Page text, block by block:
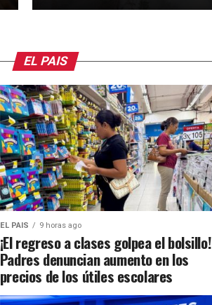
EL PAIS
EL PAIS 9 horas ago
¡El regreso a clases golpea el bolsillo!
Padres denuncian aumento en los
precios de los útiles escolares